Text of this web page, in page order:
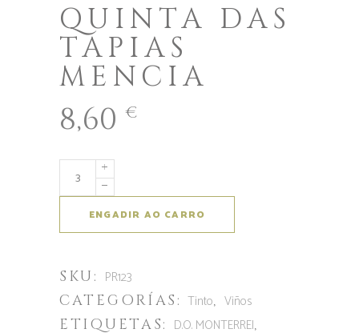
QUINTA DAS
TAPIAS
MENCIA
8,60€
Aumentar
a
cantidade
de
das
Tapias
Mencia
ENGADIR AO CARRO
SKU: PR123
CATEGORÍAS:Tinto, Viños
ETIQUETAS: D.O. MONTERREI,